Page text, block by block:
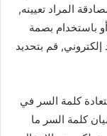
المراد تعيينه,
باستخدام بصمة
إلكتروني, قم بتحديد
كلمة السر في
كلمة السر ما